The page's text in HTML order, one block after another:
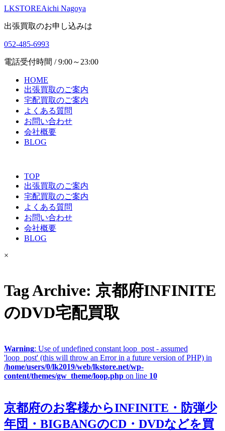
LKSTOREAichi Nagoya
出張買取のお申し込みは
052-485-6993
電話受付時間 / 9:00～23:00
HOME
出張買取のご案内
宅配買取のご案内
よくある質問
お問い合わせ
会社概要
BLOG
TOP
出張買取のご案内
宅配買取のご案内
よくある質問
お問い合わせ
会社概要
BLOG
×
Tag Archive: 京都府INFINITE
のDVD宅配買取
Warning: Use of undefined constant loop_post - assumed
'loop_post' (this will throw an Error in a future version of PHP) in
/home/users/0/lk2019/web/lkstore.net/wp-
content/themes/gw_theme/loop.php on line 10
京都府のお客様からINFINITE・防弾少
年団・BIGBANGのCD・DVDなどを買